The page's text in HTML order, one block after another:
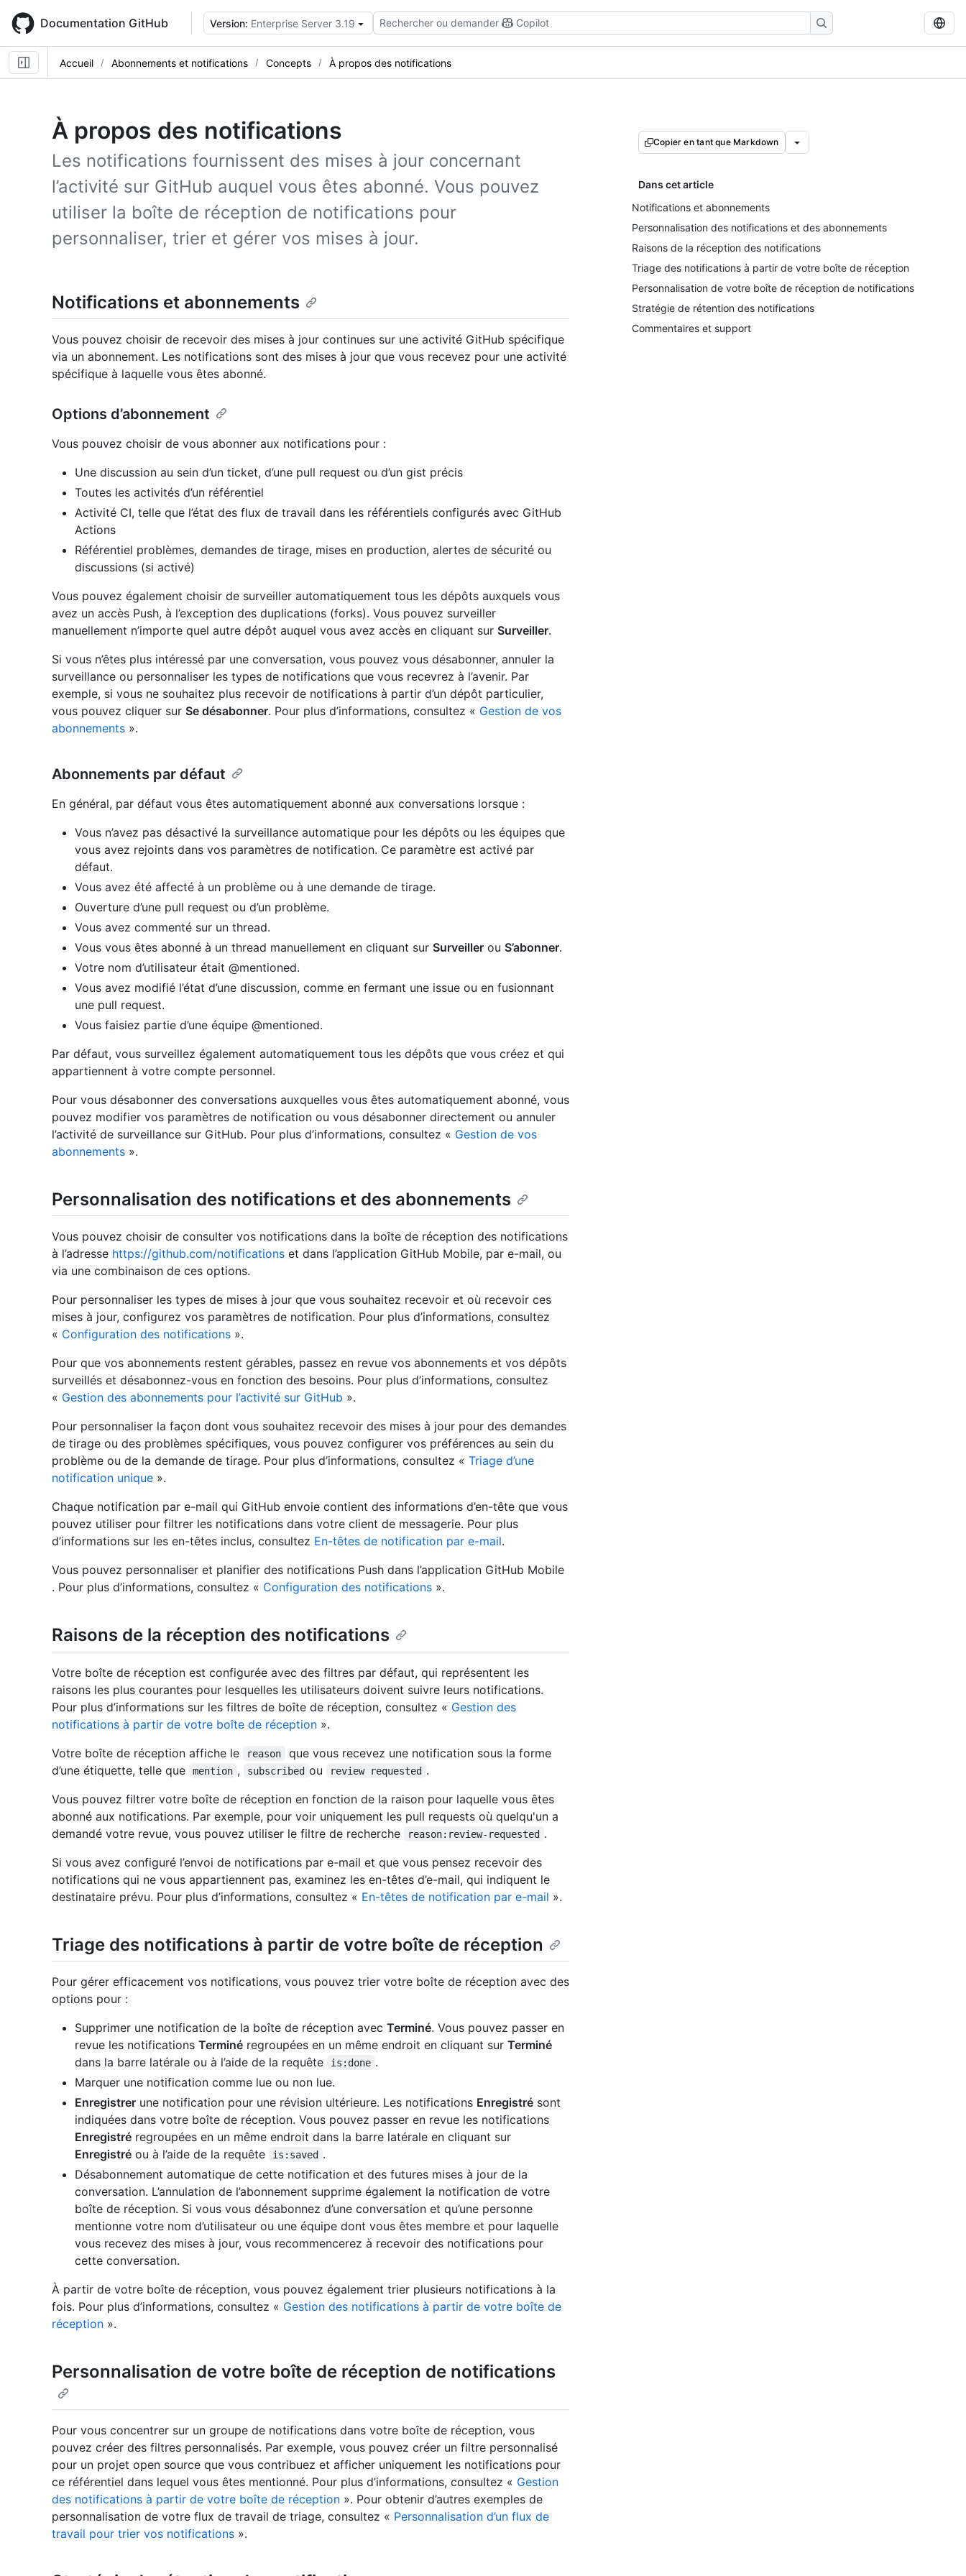
main
content
Documentation GitHub Version: Enterprise Server 3.19 Rechercher ou demander Copilot
Accueil Abonnements et notifications Concepts À propos des notifications
À propos des notifications
Les notifications fournissent des mises à jour concernant
l’activité sur GitHub auquel vous êtes abonné. Vous pouvez
utiliser la boîte de réception de notifications pour
personnaliser, trier et gérer vos mises à jour.
Copier en tant que Markdown
Dans cet article
Notifications et abonnements
Personnalisation des notifications et des abonnements
Raisons de la réception des notifications
Triage des notifications à partir de votre boîte de réception
Personnalisation de votre boîte de réception de notifications
Stratégie de rétention des notifications
Commentaires et support
Notifications et abonnements
Vous pouvez choisir de recevoir des mises à jour continues sur une activité GitHub spécifique
via un abonnement. Les notifications sont des mises à jour que vous recevez pour une activité
spécifique à laquelle vous êtes abonné.
Options d’abonnement
Vous pouvez choisir de vous abonner aux notifications pour :
Une discussion au sein d’un ticket, d’une pull request ou d’un gist précis
Toutes les activités d’un référentiel
Activité CI, telle que l’état des flux de travail dans les référentiels configurés avec GitHub
Actions
Référentiel problèmes, demandes de tirage, mises en production, alertes de sécurité ou
discussions (si activé)
Vous pouvez également choisir de surveiller automatiquement tous les dépôts auxquels vous
avez un accès Push, à l’exception des duplications (forks). Vous pouvez surveiller
manuellement n’importe quel autre dépôt auquel vous avez accès en cliquant sur Surveiller.
Si vous n’êtes plus intéressé par une conversation, vous pouvez vous désabonner, annuler la
surveillance ou personnaliser les types de notifications que vous recevrez à l’avenir. Par
exemple, si vous ne souhaitez plus recevoir de notifications à partir d’un dépôt particulier,
vous pouvez cliquer sur Se désabonner. Pour plus d’informations, consultez « Gestion de vos
abonnements ».
Abonnements par défaut
En général, par défaut vous êtes automatiquement abonné aux conversations lorsque :
Vous n’avez pas désactivé la surveillance automatique pour les dépôts ou les équipes que
vous avez rejoints dans vos paramètres de notification. Ce paramètre est activé par
défaut.
Vous avez été affecté à un problème ou à une demande de tirage.
Ouverture d’une pull request ou d’un problème.
Vous avez commenté sur un thread.
Vous vous êtes abonné à un thread manuellement en cliquant sur Surveiller ou S’abonner.
Votre nom d’utilisateur était @mentioned.
Vous avez modifié l’état d’une discussion, comme en fermant une issue ou en fusionnant
une pull request.
Vous faisiez partie d’une équipe @mentioned.
Par défaut, vous surveillez également automatiquement tous les dépôts que vous créez et qui
appartiennent à votre compte personnel.
Pour vous désabonner des conversations auxquelles vous êtes automatiquement abonné, vous
pouvez modifier vos paramètres de notification ou vous désabonner directement ou annuler
l’activité de surveillance sur GitHub. Pour plus d’informations, consultez « Gestion de vos
abonnements ».
Personnalisation des notifications et des abonnements
Vous pouvez choisir de consulter vos notifications dans la boîte de réception des notifications
à l’adresse https://github.com/notifications et dans l’application GitHub Mobile, par e-mail, ou
via une combinaison de ces options.
Pour personnaliser les types de mises à jour que vous souhaitez recevoir et où recevoir ces
mises à jour, configurez vos paramètres de notification. Pour plus d’informations, consultez
« Configuration des notifications ».
Pour que vos abonnements restent gérables, passez en revue vos abonnements et vos dépôts
surveillés et désabonnez-vous en fonction des besoins. Pour plus d’informations, consultez
« Gestion des abonnements pour l’activité sur GitHub ».
Pour personnaliser la façon dont vous souhaitez recevoir des mises à jour pour des demandes
de tirage ou des problèmes spécifiques, vous pouvez configurer vos préférences au sein du
problème ou de la demande de tirage. Pour plus d’informations, consultez « Triage d’une
notification unique ».
Chaque notification par e-mail qui GitHub envoie contient des informations d’en-tête que vous
pouvez utiliser pour filtrer les notifications dans votre client de messagerie. Pour plus
d’informations sur les en-têtes inclus, consultez En-têtes de notification par e-mail.
Vous pouvez personnaliser et planifier des notifications Push dans l’application GitHub Mobile
. Pour plus d’informations, consultez « Configuration des notifications ».
Raisons de la réception des notifications
Votre boîte de réception est configurée avec des filtres par défaut, qui représentent les
raisons les plus courantes pour lesquelles les utilisateurs doivent suivre leurs notifications.
Pour plus d’informations sur les filtres de boîte de réception, consultez « Gestion des
notifications à partir de votre boîte de réception ».
Votre boîte de réception affiche le
reason
que vous recevez une notification sous la forme
d’une étiquette, telle que
mention , subscribed ou review requested .
Vous pouvez filtrer votre boîte de réception en fonction de la raison pour laquelle vous êtes
abonné aux notifications. Par exemple, pour voir uniquement les pull requests où quelqu'un a
demandé votre revue, vous pouvez utiliser le filtre de recherche
reason:review-requested .
Si vous avez configuré l’envoi de notifications par e-mail et que vous pensez recevoir des
notifications qui ne vous appartiennent pas, examinez les en-têtes d’e-mail, qui indiquent le
destinataire prévu. Pour plus d’informations, consultez « En-têtes de notification par e-mail ».
Triage des notifications à partir de votre boîte de réception
Pour gérer efficacement vos notifications, vous pouvez trier votre boîte de réception avec des
options pour :
Supprimer une notification de la boîte de réception avec Terminé. Vous pouvez passer en
revue les notifications Terminé regroupées en un même endroit en cliquant sur Terminé
dans la barre latérale ou à l’aide de la requête
is:done .
Marquer une notification comme lue ou non lue.
Enregistrer une notification pour une révision ultérieure. Les notifications Enregistré sont
indiquées dans votre boîte de réception. Vous pouvez passer en revue les notifications
Enregistré regroupées en un même endroit dans la barre latérale en cliquant sur
Enregistré ou à l’aide de la requête is:saved .
Désabonnement automatique de cette notification et des futures mises à jour de la
conversation. L’annulation de l’abonnement supprime également la notification de votre
boîte de réception. Si vous vous désabonnez d’une conversation et qu’une personne
mentionne votre nom d’utilisateur ou une équipe dont vous êtes membre et pour laquelle
vous recevez des mises à jour, vous recommencerez à recevoir des notifications pour
cette conversation.
À partir de votre boîte de réception, vous pouvez également trier plusieurs notifications à la
fois. Pour plus d’informations, consultez « Gestion des notifications à partir de votre boîte de
réception ».
Personnalisation de votre boîte de réception de notifications
Pour vous concentrer sur un groupe de notifications dans votre boîte de réception, vous
pouvez créer des filtres personnalisés. Par exemple, vous pouvez créer un filtre personnalisé
pour un projet open source que vous contribuez et afficher uniquement les notifications pour
ce référentiel dans lequel vous êtes mentionné. Pour plus d’informations, consultez « Gestion
des notifications à partir de votre boîte de réception ». Pour obtenir d’autres exemples de
personnalisation de votre flux de travail de triage, consultez « Personnalisation d’un flux de
travail pour trier vos notifications ».